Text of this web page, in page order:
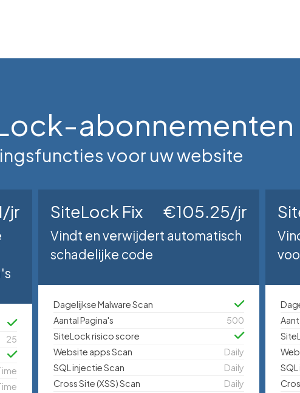
abonnementen
voor uw website
jr
25
SiteLock Fix €105.25/jr
Vindt en verwijdert automatisch
schadelijke code
Dagelijkse Malware Scan
Aantal Pagina's
500
SiteLock risico score
Website apps Scan
Daily
SQL injectie Scan
Daily
Cross Site (XSS) Scan
Daily